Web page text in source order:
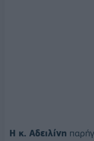
Η κ. Αδειλίνη